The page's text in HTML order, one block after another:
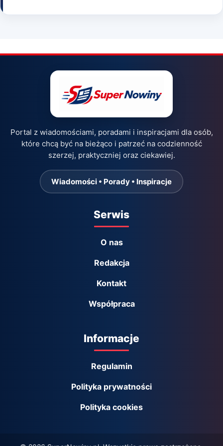
Portal z wiadomościami, poradami i inspiracjami dla osób,
które chcą być na bieżąco i patrzeć na codzienność
szerzej, praktyczniej oraz ciekawiej.
Wiadomości • Porady • Inspiracje
Serwis
O nas
Redakcja
Kontakt
Współpraca
Informacje
Regulamin
Polityka prywatności
Polityka cookies